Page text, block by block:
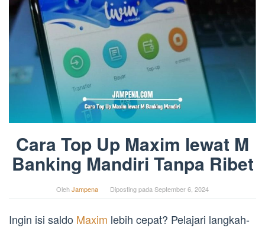
Cara Top Up Maxim lewat M
Banking Mandiri Tanpa Ribet
OlehJampena Diposting pada September 6, 2024
Ingin isi saldo Maxim lebih cepat? Pelajari langkah-